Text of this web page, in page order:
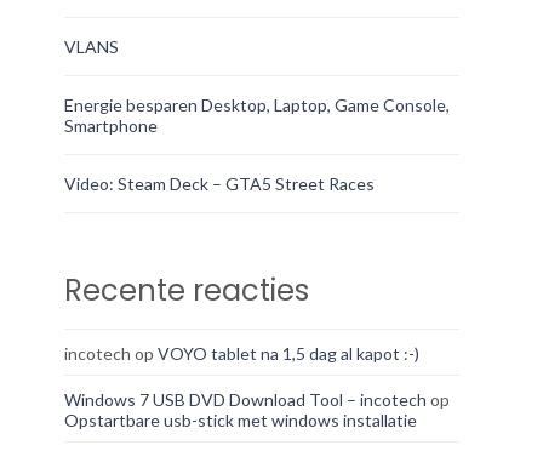
VLANS
Energie besparen Desktop, Laptop, Game Console,
Smartphone
Video: Steam Deck – GTA5 Street Races
Recente reacties
incotech opVOYO tablet na 1,5 dag al kapot :-)
Windows 7 USB DVD Download Tool – incotech op
Opstartbare usb-stick met windows installatie